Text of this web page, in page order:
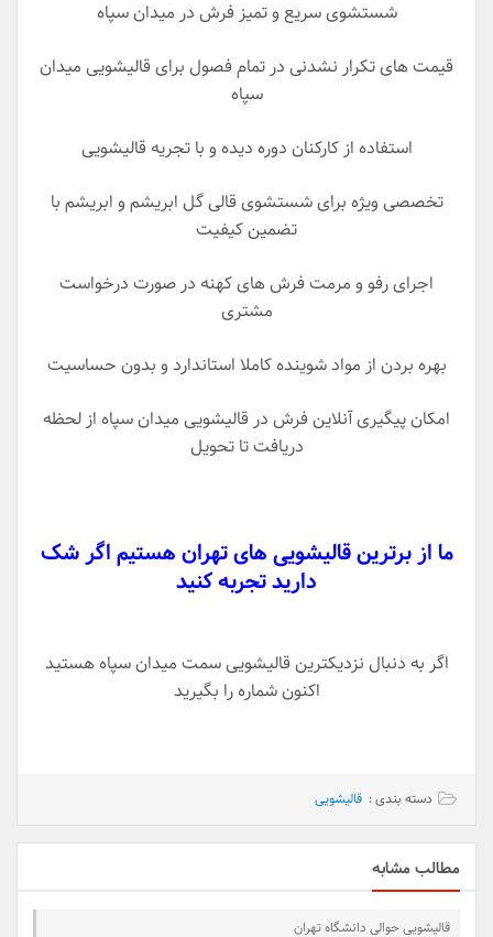
شستشوی سریع و تمیز فرش در میدان سپاه
قیمت های تکرار نشدنی در تمام فصول برای قالیشویی میدان
سپاه
استفاده از کارکنان دوره دیده و با تجریه قالیشویی
تخصصی ویژه برای شستشوی قالی گل ابریشم و ابریشم با
تضمین کیفیت
اجرای رفو و مرمت فرش های کهنه در صورت درخواست
مشتری
بهره بردن از مواد شوینده کاملا استاندارد و بدون حساسیت
امکان پیگیری آنلاین فرش در قالیشویی میدان سپاه از لحظه
دریافت تا تحویل
ما از برترین قالیشویی های تهران هستیم اگر شک
دارید تجربه کنید
اگر به دنبال نزدیکترین قالیشویی سمت میدان سپاه هستید
اکنون شماره را بگیرید
دسته بندی : قالیشویی
مطالب مشابه
قالیشویی حوالی دانشگاه تهران